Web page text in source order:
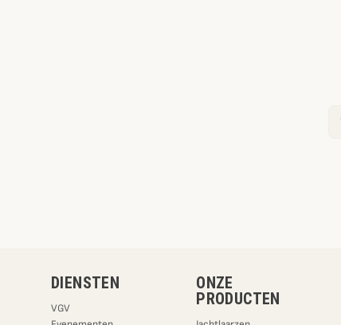
DIENSTEN
VGV
ONZE
PRODUCTEN